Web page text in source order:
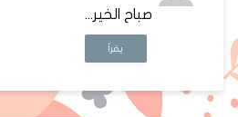
صباح الخير...
يقرأ